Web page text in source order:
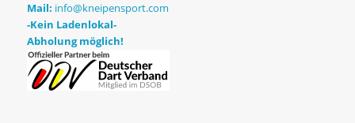
Mail: info@kneipensport.com
-Kein Ladenlokal-
Abholung möglich!